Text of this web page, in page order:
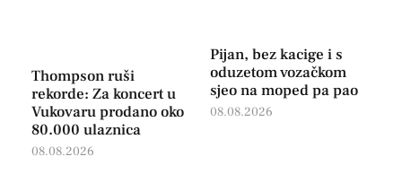
Thompson ruši
rekorde: Za koncert u
Vukovaru prodano oko
80.000 ulaznica
08.08.2026
Pijan, bez kacige i s
oduzetom vozačkom
sjeo na moped pa pao
08.08.2026